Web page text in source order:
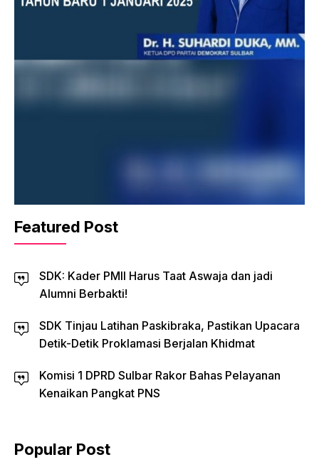
Featured Post
SDK: Kader PMII Harus Taat Aswaja dan jadi
Alumni Berbakti!
SDK Tinjau Latihan Paskibraka, Pastikan Upacara
Detik-Detik Proklamasi Berjalan Khidmat
Komisi 1 DPRD Sulbar Rakor Bahas Pelayanan
Kenaikan Pangkat PNS
Popular Post